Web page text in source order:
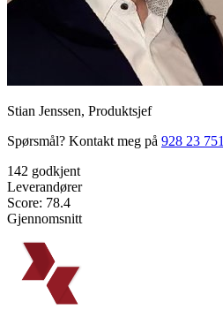
Stian Jenssen, Produktsjef
Spørsmål? Kontakt meg på 928 23 751
142 godkjent
Leverandører
Score: 78.4
Gjennomsnitt